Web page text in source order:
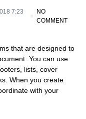
7:23
NO
COMMENT
that are designed to
You can use
lists, cover
When you create
with your